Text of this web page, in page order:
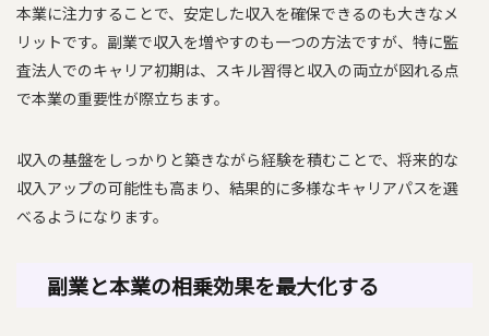
本業に注力することで、安定した収入を確保できるのも大きなメ
リットです。副業で収入を増やすのも一つの方法ですが、特に監
査法人でのキャリア初期は、スキル習得と収入の両立が図れる点
で本業の重要性が際立ちます。
収入の基盤をしっかりと築きながら経験を積むことで、将来的な
収入アップの可能性も高まり、結果的に多様なキャリアパスを選
べるようになります。
副業と本業の相乗効果を最大化する